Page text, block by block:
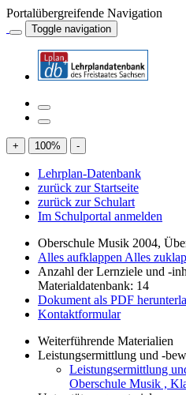
Portalübergreifende Navigation
Toggle navigation
+ 100% -
Lehrplan-Datenbank
zurück zur Startseite
zurück zur Schulart
Im Schulportal anmelden
Oberschule Musik 2004,
Alles aufklappen Alles
Anzahl der Lernziele und -
Materialdatenbank: 14
Dokument als PDF
Kontaktformular
Weiterführende Materialien
Leistungsermittlung und -
Leistungsermittlung
Oberschule Musik ,